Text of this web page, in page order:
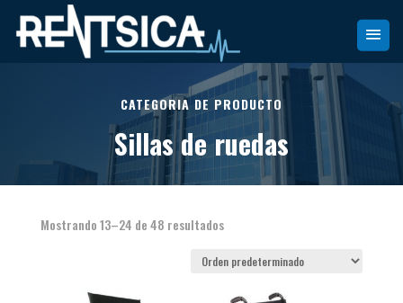
CATEGORIA DE PRODUCTO
Sillas de ruedas
Mostrando 13–24 de 48 resultados